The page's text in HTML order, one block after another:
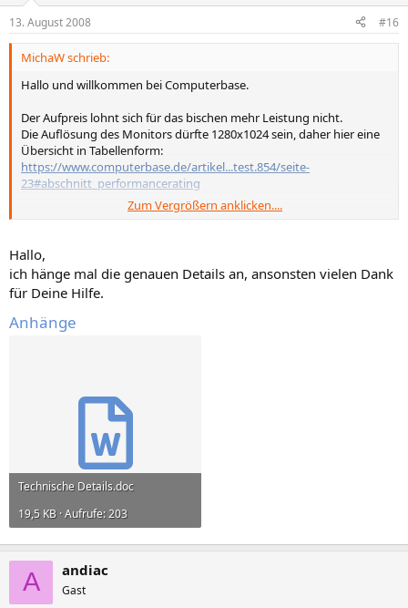
13. August 2008 #16
MichaW schrieb:
Hallo und willkommen bei Computerbase.
Der Aufpreis lohnt sich für das bischen mehr Leistung nicht.
Die Auflösung des Monitors dürfte 1280x1024 sein, daher hier eine
Übersicht in Tabellenform:
https://www.computerbase.de/artikel...test.854/seite-
23#abschnitt_performancerating
Ansonsten wären genauere Details zu PC und Preis interessant.
minderwertige Komponenten.
Dann lieber Einzelteile vom Fachgeschäft zusammenbauen lassen.
Gruß
MichaW
Zum Vergrößern anklicken....
Hallo,
ich hänge mal die genauen Details an, ansonsten vielen Dank
für Deine Hilfe.
Anhänge
Technische Details.doc
19,5 KB · Aufrufe: 203
A andiac
Gast